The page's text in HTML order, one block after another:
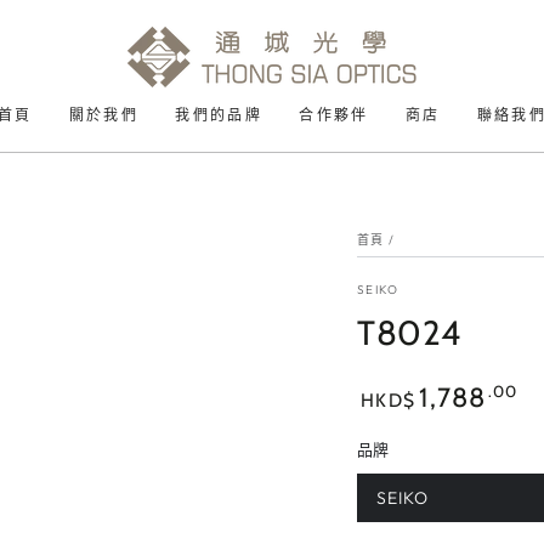
頁 關於我們 我們的品牌 合作夥伴 商店 聯絡我
首頁 /
SEIKO
T8024
正
價
HKD$ 1,788 .00
品牌
SEIKO